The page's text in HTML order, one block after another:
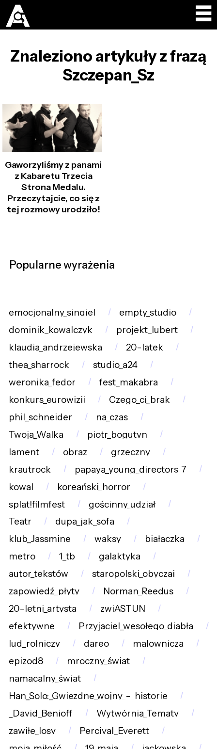
Znaleziono artykuły z frazą
Szczepan_Sz
Gaworzyliśmy z panami
z Kabaretu Trzecia
Strona Medalu.
Przeczytajcie, co się z
tej rozmowy urodziło!
Popularne wyrażenia
emocjonalny_singiel
empty_studio
dominik_kowalczyk
projekt_lubert
klaudia_andrzejewska
20-latek
thea_sharrock
studio_a24
weronika_fedor
fest_makabra
konkurs_eurowizji
Czego_ci_brak
phil_schneider
na_czas
Twoja_Walka
piotr_bogutyn
lament
obraz
grzeczny
krautrock
papaya_young_directors_7
kowal
koreański_horror
splat!filmfest
gościnny_udział
Teatr
dupa_jak_sofa
klub_Jassmine
waksy
białaczka
metro
1_tb
galaktyka
autor_tekstów
staropolski_obyczaj
zapowiedź_płyty
Norman_Reedus
20-letni_artysta
zwiASTUN
efektywne
Przyjaciel_wesołego_diabła
lud_rolniczy
dareo
malownicza
epizod8
mroczny_świat
namacalny_świat
Han_Solo:_Gwiezdne_wojny_-_historie
_David_Benioff
Wytwórnia_Tematy
zawiłe_losy
Percival_Everett